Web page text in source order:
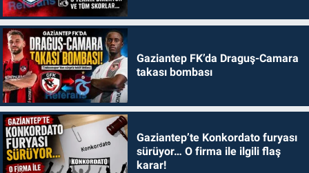
Gaziantep FK’da Draguş-Camara
takası bombası
Gaziantep’te Konkordato furyası
sürüyor… O firma ile ilgili flaş
karar!